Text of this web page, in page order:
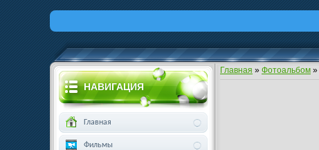
Главная » Фотоальбом »
НАВИГАЦИЯ
Главная
Фильмы